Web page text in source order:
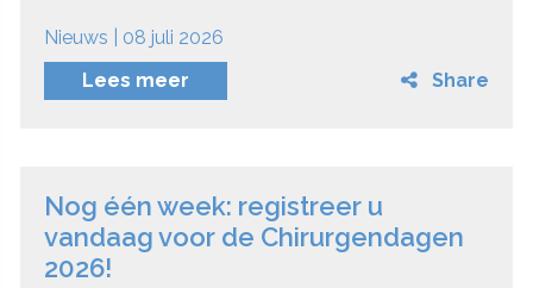
Nieuws | 08 juli 2026
Lees meer
Share
Nog één week: registreer u
vandaag voor de Chirurgendagen
2026!